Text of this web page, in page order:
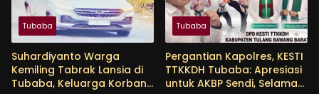
Tubaba
Suhardiyanto Warga
Kemiling Tabrak Lansia di
Tubaba, Keluarga Korban
Tubaba
Pergantian Kapolres, KESTI
TTKKDH Tubaba: Apresiasi
untuk AKBP Sendi, Selamat